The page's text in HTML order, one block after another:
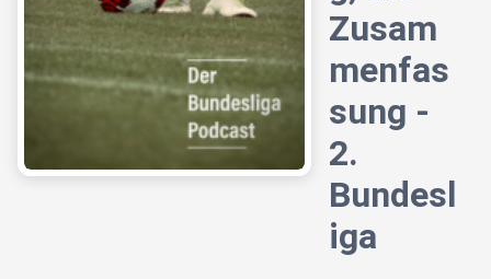
Zusam
menfas
sung -
2.
Bundesl
iga